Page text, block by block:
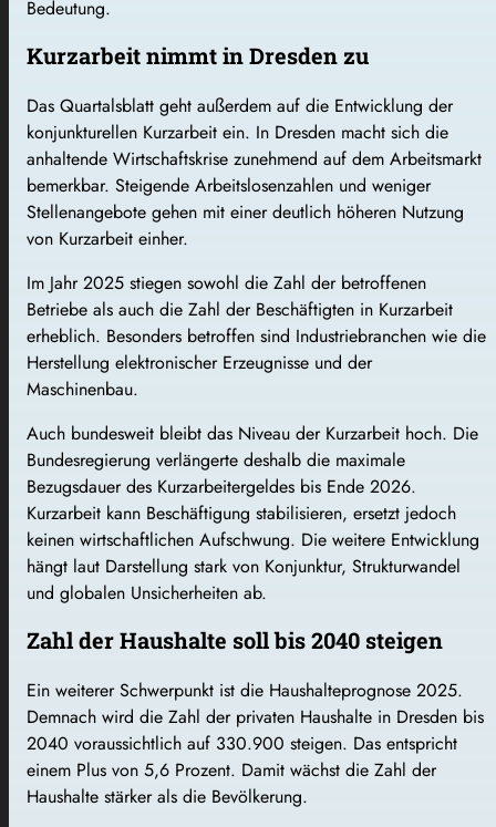
Bedeutung.
Kurzarbeit nimmt in Dresden zu
Das Quartalsblatt geht außerdem auf die Entwicklung der
konjunkturellen Kurzarbeit ein. In Dresden macht sich die
anhaltende Wirtschaftskrise zunehmend auf dem Arbeitsmarkt
bemerkbar. Steigende Arbeitslosenzahlen und weniger
Stellenangebote gehen mit einer deutlich höheren Nutzung
von Kurzarbeit einher.
Im Jahr 2025 stiegen sowohl die Zahl der betroffenen
Betriebe als auch die Zahl der Beschäftigten in Kurzarbeit
erheblich. Besonders betroffen sind Industriebranchen wie die
Herstellung elektronischer Erzeugnisse und der
Maschinenbau.
Auch bundesweit bleibt das Niveau der Kurzarbeit hoch. Die
Bundesregierung verlängerte deshalb die maximale
Bezugsdauer des Kurzarbeitergeldes bis Ende 2026.
Kurzarbeit kann Beschäftigung stabilisieren, ersetzt jedoch
keinen wirtschaftlichen Aufschwung. Die weitere Entwicklung
hängt laut Darstellung stark von Konjunktur, Strukturwandel
und globalen Unsicherheiten ab.
Zahl der Haushalte soll bis 2040 steigen
Ein weiterer Schwerpunkt ist die Haushalteprognose 2025.
Demnach wird die Zahl der privaten Haushalte in Dresden bis
2040 voraussichtlich auf 330.900 steigen. Das entspricht
einem Plus von 5,6 Prozent. Damit wächst die Zahl der
Haushalte stärker als die Bevölkerung.